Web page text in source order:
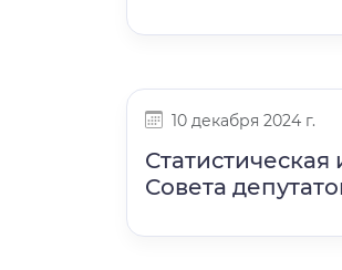
10 декабря 2024 г.
Совета